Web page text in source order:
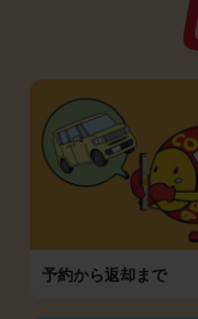
予約から返却まで